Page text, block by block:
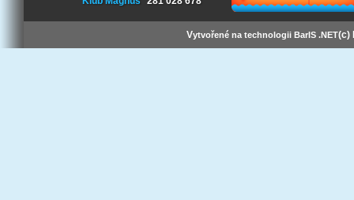
Vytvořené na technologii BarIS .NET(c)